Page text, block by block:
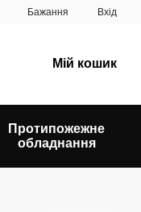
Бажання Вхід
Мій кошик
Протипожежне
обладнання